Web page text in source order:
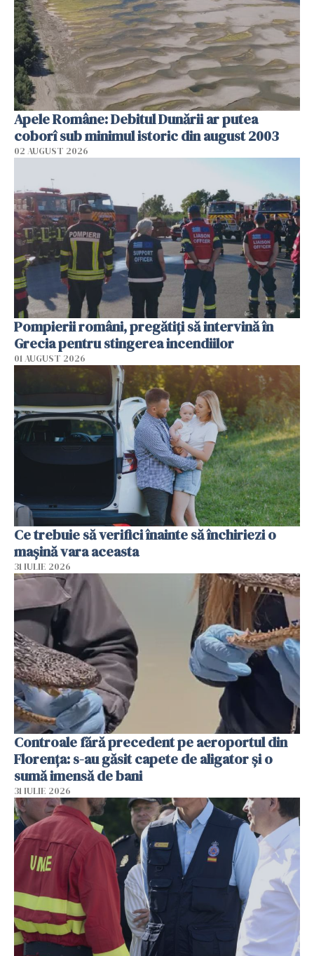
Apele Române: Debitul Dunării ar putea
coborî sub minimul istoric din august 2003
02 AUGUST 2026
Pompierii români, pregătiţi să intervină în
Grecia pentru stingerea incendiilor
01 AUGUST 2026
Ce trebuie să verifici înainte să închiriezi o
mașină vara aceasta
31 IULIE 2026
Controale fără precedent pe aeroportul din
Florența: s-au găsit capete de aligator și o
sumă imensă de bani
31 IULIE 2026